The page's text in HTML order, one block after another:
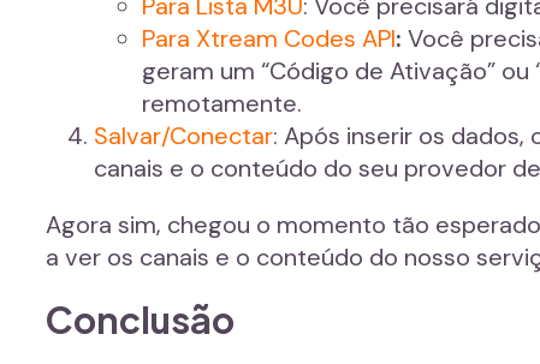
Para Xtream Codes API: Você
geram um “Código de Ativação”
remotamente.
Salvar/Conectar: Após inserir os dados,
canais e o conteúdo do seu provedor de
Agora sim, chegou o momento tão
a ver os canais e o conteúdo do nosso
Conclusão